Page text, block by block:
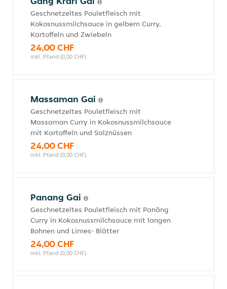
Geschnetzeltes Pouletfleisch mit
Kokosnussmilchsauce in gelbem Curry,
Kartoffeln und Zwiebeln
24,00 CHF
inkl. Pfand (0,00 CHF)
Massaman Gai
Geschnetzeltes Pouletfleisch mit
Massaman Curry in Kokosnussmilchsauce
mit Kartoffeln und Salznüssen
24,00 CHF
inkl. Pfand (0,00 CHF)
Panang Gai
Geschnetzeltes Pouletfleisch mit Panäng
Curry in Kokosnussmilchsauce mit langen
Bohnen und Limes- Blätter
24,00 CHF
inkl. Pfand (0,00 CHF)